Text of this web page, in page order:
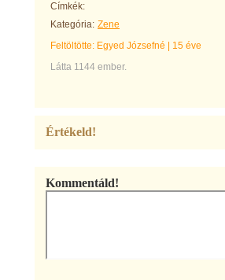
Címkék:
Kategória: Zene
Feltöltötte: Egyed Józsefné
15 éve
Látta 1144 ember.
Értékeld!
Kommentáld!